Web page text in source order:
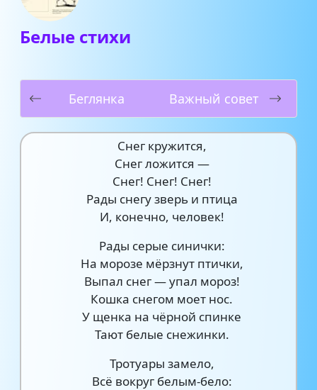
Белые стихи
Беглянка Важный совет
Снег кружится,
Снег ложится —
Снег! Снег! Снег!
Рады снегу зверь и птица
И, конечно, человек!
Рады серые синички:
На морозе мёрзнут птички,
Выпал снег — упал мороз!
Кошка снегом моет нос.
У щенка на чёрной спинке
Тают белые снежинки.
Тротуары замело,
Всё вокруг белым-бело: